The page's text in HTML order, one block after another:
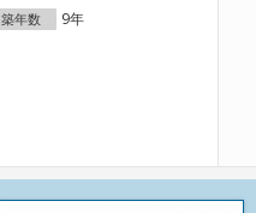
築年数 9年